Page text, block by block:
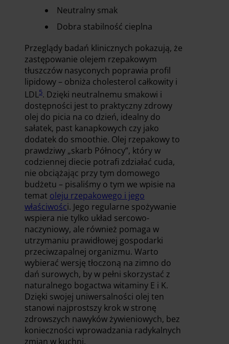
Neutralny smak
Dobra stabilność cieplna
Przeglądy badań klinicznych pokazują, że
zastępowanie olejem rzepakowym
tłuszczów nasyconych poprawia profil
lipidowy – obniża cholesterol całkowity i
LDL5. Dzięki neutralnemu smakowi i
dostępności jest to praktyczny zdrowy
olej do picia na co dzień, idealny do
sałatek, past kanapkowych czy jako
dodatek do smoothie. Olej rzepakowy to
prawdziwy „skarb Północy”, który w
codziennej diecie potrafi zdziałać cuda,
nie obciążając przy tym domowego
budżetu – pisaliśmy o tym we wpisie na
temat oleju rzepakowego i jego
właściwości. Jego regularne spożywanie
wspiera nie tylko układ sercowo-
naczyniowy, ale również pomaga w
utrzymaniu prawidłowej gospodarki
przeciwzapalnej organizmu. Warto
wybierać wersję tłoczoną na zimno do
dań surowych, by w pełni skorzystać z
naturalnego bogactwa witaminy E i K.
Dzięki swojej uniwersalności olej ten
stanowi najprostszy krok w stronę
zdrowszych nawyków żywieniowych, bez
konieczności wprowadzania radykalnych
zmian w kuchni.